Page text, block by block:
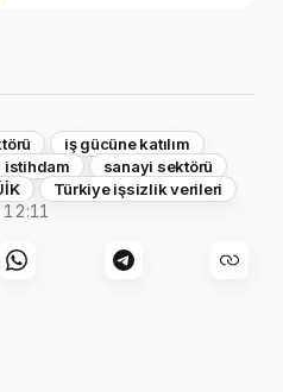
iş gücüne katılım
istihdam
sanayi sektörü
Türkiye işsizlik verileri